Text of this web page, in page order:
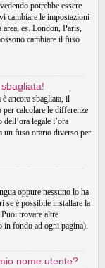
potrebbe essere
cambiare le impostazioni
es. London, Paris,
cambiare il fuso
ancora sbagliata, il
calcolare le differenze
legale l’ora
un fuso orario diverso per
oppure nessuno lo ha
se è possibile installare la
trovare altre
fondo ad ogni pagina).
nome utente?